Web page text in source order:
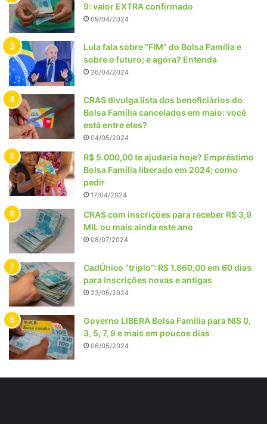
9: valor EXTRA confirmado
09/04/2024
Lula fala sobre “FIM” do Bolsa Família e
sobre o futuro; e agora? Entenda
26/04/2024
CRAS divulga lista dos beneficiários do
Bolsa Família cancelados em maio: você
está entre eles?
04/05/2024
R$ 5.000,00 te ajudaria hoje? Empréstimo
Bolsa Família liberado em 2024; como
pedir
17/04/2024
CRAS com inscrições para receber R$ 3,9
MIL ou mais ainda este ano
08/07/2024
CadÚnico “triplo”: R$ 1.860,00 em 60 dias
para inscrições novas e antigas
23/05/2024
Governo LIBERA Bolsa Família para NIS 0,
3, 5, 7, 9 e mais em poucos dias
06/05/2024